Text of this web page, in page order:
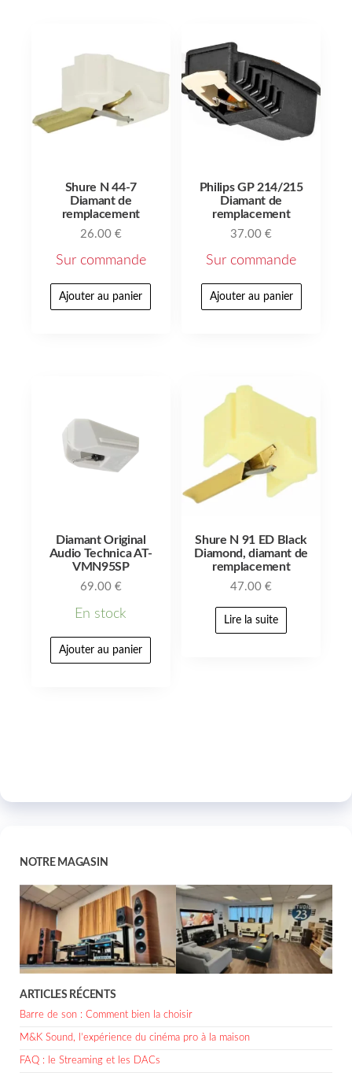
Shure N 44-7
Diamant de
remplacement
26.00 €
Sur commande
Ajouter au panier
Philips GP 214/215
Diamant de
remplacement
37.00€
Sur commande
Ajouter au panier
Diamant Original
Audio Technica AT-
VMN95SP
69.00 €
En stock
Ajouter au panier
Shure N 91 ED Black
Diamond, diamant de
remplacement
47.00€
Lire la suite
NOTRE MAGASIN
ARTICLES RÉCENTS
Barre de son : Comment bien la choisir
M&K Sound, l’expérience du cinéma pro à la maison
FAQ : le Streaming et les DACs